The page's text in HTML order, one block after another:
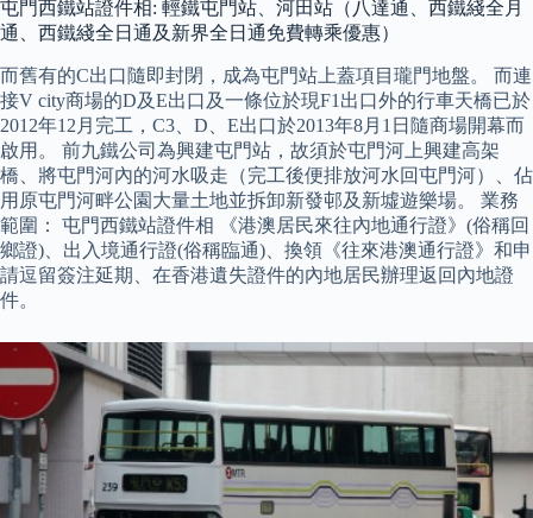
屯門西鐵站證件相: 輕鐵屯門站、河田站（八達通、西鐵綫全月
通、西鐵綫全日通及新界全日通免費轉乘優惠）
而舊有的C出口隨即封閉，成為屯門站上蓋項目瓏門地盤。 而連
接V city商場的D及E出口及一條位於現F1出口外的行車天橋已於
2012年12月完工，C3、D、E出口於2013年8月1日隨商場開幕而
啟用。 前九鐵公司為興建屯門站，故須於屯門河上興建高架
橋、將屯門河內的河水吸走（完工後便排放河水回屯門河）、佔
用原屯門河畔公園大量土地並拆卸新發邨及新墟遊樂場。 業務
範圍： 屯門西鐵站證件相 《港澳居民來往內地通行證》(俗稱回
鄉證)、出入境通行證(俗稱臨通)、換領《往來港澳通行證》和申
請逗留簽注延期、在香港遺失證件的內地居民辦理返回內地證
件。